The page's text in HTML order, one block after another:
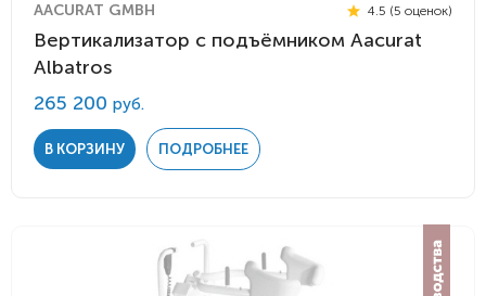
AACURAT GMBH 4.5 (5 оценок)
Вертикализатор с подъёмником Aacurat
Albatros
265 200 руб.
В КОРЗИНУ ПОДРОБНЕЕ